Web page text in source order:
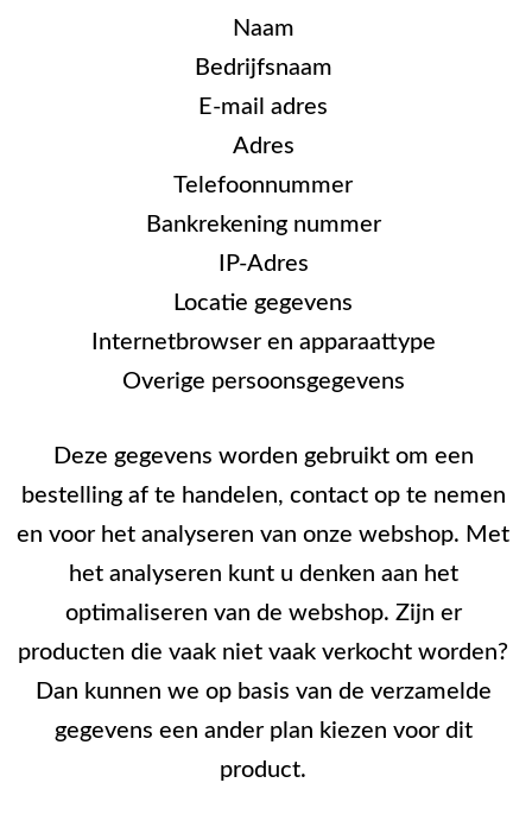
Naam
Bedrijfsnaam
E-mail adres
Adres
Telefoonnummer
Bankrekening nummer
IP-Adres
Locatie gegevens
Internetbrowser en apparaattype
Overige persoonsgegevens
Deze gegevens worden gebruikt om een
bestelling af te handelen, contact op te nemen
en voor het analyseren van onze webshop. Met
het analyseren kunt u denken aan het
optimaliseren van de webshop. Zijn er
producten die vaak niet vaak verkocht worden?
Dan kunnen we op basis van de verzamelde
gegevens een ander plan kiezen voor dit
product.